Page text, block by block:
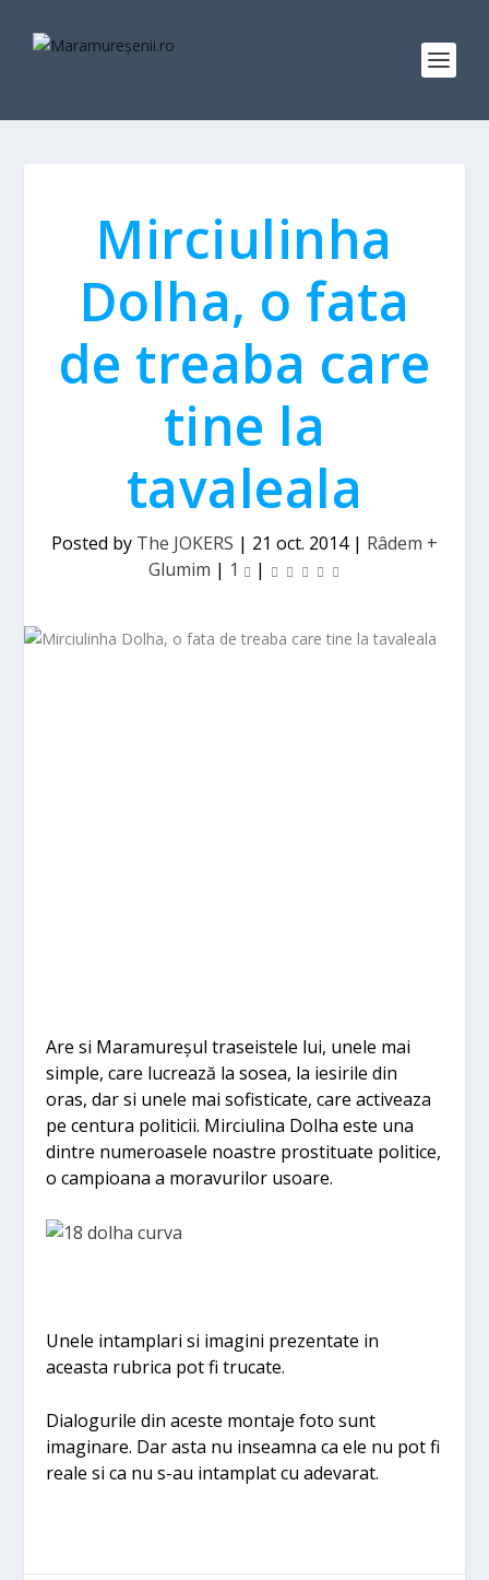
Mirciulinha
Dolha, o fata
de treaba care
tine la
tavaleala
Posted by The JOKERS | 21 oct. 2014| Râdem +
Glumim | 1 |
Are si Maramureșul traseistele lui, unele mai
simple, care lucrează la sosea, la iesirile din
oras, dar si unele mai sofisticate, care activeaza
pe centura politicii. Mirciulina Dolha este una
dintre numeroasele noastre prostituate politice,
o campioana a moravurilor usoare.
Unele intamplari si imagini prezentate in
aceasta rubrica pot fi trucate.
Dialogurile din aceste montaje foto sunt
imaginare. Dar asta nu inseamna ca ele nu pot fi
reale si ca nu s-au intamplat cu adevarat.